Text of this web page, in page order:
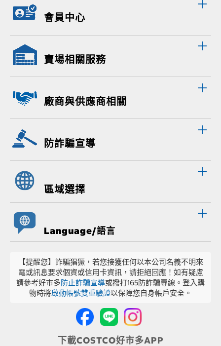
會員中心
賣場相關服務
廠商與供應商相關
防詐騙宣導
區域選擇
Language/語言
【提醒您】詐騙猖獗，若您接獲任何以本公司名義不明來
電或訊息要求個資或信用卡資訊，請拒絕回應！如有疑慮
請參考好市多防止詐騙宣導或撥打165防詐騙專線。登入購
物時將啟動帳號雙重驗證以保障您自身帳戶安全。
下載COSTCO好市多APP